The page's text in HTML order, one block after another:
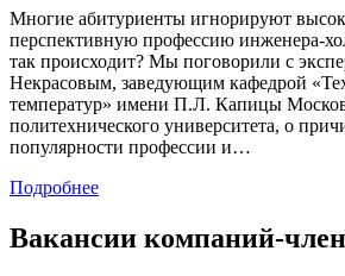
Многие абитуриенты игнорируют
перспективную профессию инженера-
так происходит? Мы поговорили с
Некрасовым, заведующим кафедрой
температур» имени П.Л. Капицы
политехнического университета, о
популярности профессии и…
Подробнее
Вакансии компаний-